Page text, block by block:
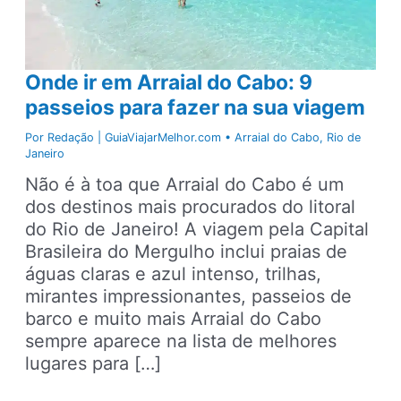
Onde ir em Arraial do Cabo: 9
passeios para fazer na sua viagem
Por Redação | GuiaViajarMelhor.com •Arraial do Cabo, Rio de
Janeiro
Não é à toa que Arraial do Cabo é um
dos destinos mais procurados do litoral
do Rio de Janeiro! A viagem pela Capital
Brasileira do Mergulho inclui praias de
águas claras e azul intenso, trilhas,
mirantes impressionantes, passeios de
barco e muito mais Arraial do Cabo
sempre aparece na lista de melhores
lugares para […]